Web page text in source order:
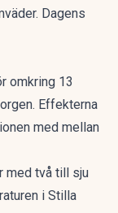
Dagens
omkring 13
Effekterna
med mellan
med två till sju
i Stilla